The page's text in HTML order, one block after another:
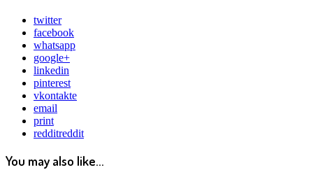
twitter
facebook
whatsapp
google+
linkedin
pinterest
vkontakte
email
print
redditreddit
You may also like...